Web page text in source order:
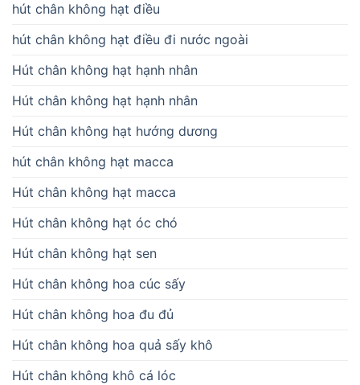
hút chân không hạt điều
hút chân không hạt điều đi nước ngoài
Hút chân không hạt hạnh nhân
Hút chân không hạt hạnh nhân
Hút chân không hạt hướng dương
hút chân không hạt macca
Hút chân không hạt macca
Hút chân không hạt óc chó
Hút chân không hạt sen
Hút chân không hoa cúc sấy
Hút chân không hoa đu đủ
Hút chân không hoa quả sấy khô
Hút chân không khô cá lóc